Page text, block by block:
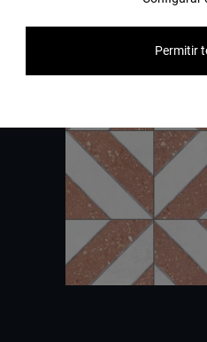
Свяжитесь с нами
Permitir